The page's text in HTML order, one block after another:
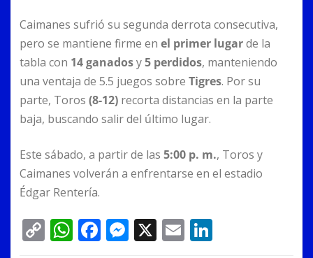
Caimanes sufrió su segunda derrota consecutiva,
pero se mantiene firme en el primer lugarde la
tabla con 14 ganadosy5 perdidos, manteniendo
una ventaja de 5.5 juegos sobre Tigres. Por su
parte, Toros (8-12) recorta distancias en la parte
baja, buscando salir del último lugar.
Este sábado, a partir de las 5:00 p. m., Toros y
Caimanes volverán a enfrentarse en el estadio
Édgar Rentería.
C W F M X E